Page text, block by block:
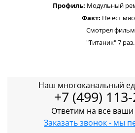
Профиль: Модульный
Факт: Не ест
Смотрел фильм
"Титаник" 7 раз.
Наш многоканальный
+7 (499)
Ответим на все
Заказать звонок - мы